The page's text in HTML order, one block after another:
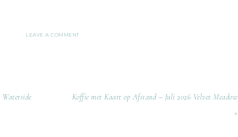
LEAVE A COMMENT
Koffie met Kaart op Afstand – Juli 2026 Velvet Meadow
»